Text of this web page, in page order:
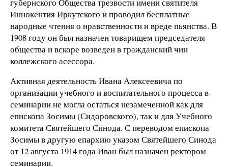
Иннокентия Иркутского и проводил бесплатные
народные чтения о нравственности и вреде пьянства. В
1908 году он был назначен товарищем председателя
общества и вскоре возведен в гражданский чин
коллежского асессора.
Активная деятельность Ивана Алексеевича по
организации учебного и воспитательного процесса в
семинарии не могла остаться незамеченной как для
епископа Зосимы (Сидоровского), так и для Учебного
комитета Святейшего Синода. С переводом епископа
Зосимы в другую епархию указом Святейшего Синода
от 12 августа 1914 года Иван был назначен ректором
семинарии.